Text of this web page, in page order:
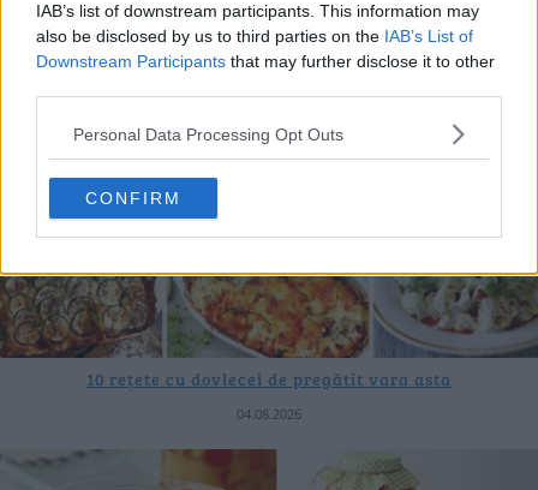
IAB’s list of downstream participants. This information may
also be disclosed by us to third parties on the IAB’s List of
Downstream Participants that may further disclose it to other
Personal Data Processing Opt Outs
CONFIRM
10 rețete cu dovlecei de pregătit vara asta
04.08.2026